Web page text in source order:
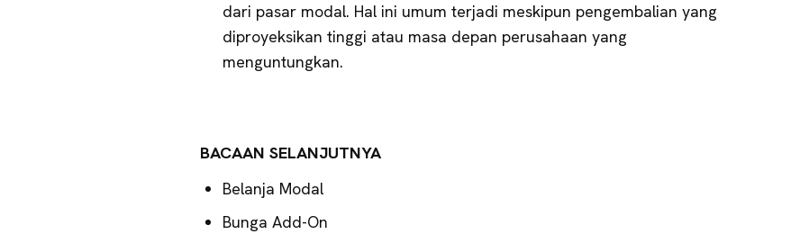
dari pasar modal. Hal ini umum terjadi meskipun pengembalian yang
diproyeksikan tinggi atau masa depan perusahaan yang
menguntungkan.
BACAAN SELANJUTNYA
Belanja Modal
Bunga Add-On